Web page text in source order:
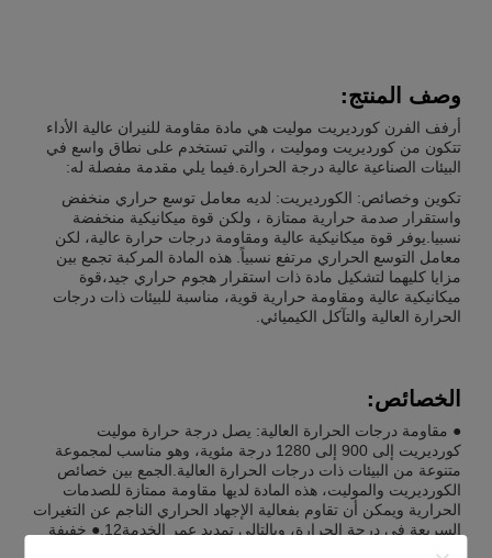
وصف المنتج:
أرفف الفرن كورديريت موليت هي مادة مقاومة للنيران عالية الأداء
تتكون من كورديريت وموليت ، والتي تستخدم على نطاق واسع في
البيئات الصناعية عالية درجة الحرارة.فيما يلي مقدمة مفصلة له:
تكوين وخصائص: الكورديريت: لديه معامل توسع حراري منخفض
واستقرار صدمة حرارية ممتازة ، ولكن قوة ميكانيكية منخفضة
نسبيا.يوفر قوة ميكانيكية عالية ومقاومة درجات حرارة عالية، لكن
معامل التوسع الحراري مرتفع نسبياً. هذه المادة المركبة تجمع بين
مزايا كليهما لتشكيل مادة ذات استقرار هجوم حراري جيد،قوة
ميكانيكية عالية ومقاومة حرارية قوية، مناسبة للبيئات ذات درجات
الحرارة العالية والتآكل الكيميائي.
الخصائص:
● مقاومة درجات الحرارة العالية: يصل درجة حرارة موليت
كورديريت إلى 900 إلى 1280 درجة مئوية، وهو مناسب لمجموعة
متنوعة من البيئات ذات درجات الحرارة العالية.الجمع بين خصائص
الكورديريت والموليت، هذه المادة لديها مقاومة ممتازة للصدمات
الحرارية ويمكن أن تقاوم بفعالية الإجهاد الحراري الناجم عن التغيرات
السريعة في درجة الحرارة، وبالتالي تمديد عمر الخدمة12.● خفيفة